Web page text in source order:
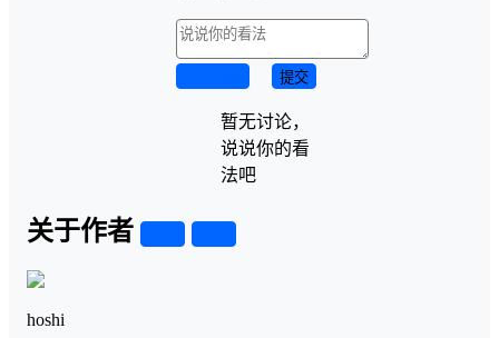
提交
暂无讨论，
说说你的看
法吧
关于作者
hoshi